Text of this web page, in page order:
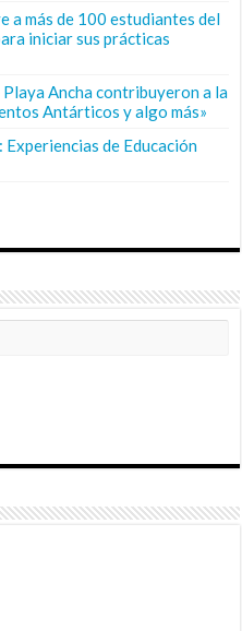
a más de 100 estudiantes del
iniciar sus prácticas
Ancha contribuyeron a la
Antárticos y algo más»
de Educación